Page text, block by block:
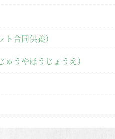
ト合同供養）
ゅうやほうじょうえ）